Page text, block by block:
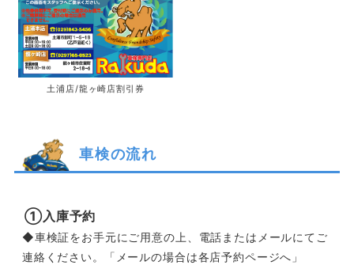
土浦店/龍ヶ崎店割引券
車検の流れ
①入庫予約
◆車検証をお手元にご用意の上、電話またはメールにてご
連絡ください。「メールの場合は各店予約ページへ」